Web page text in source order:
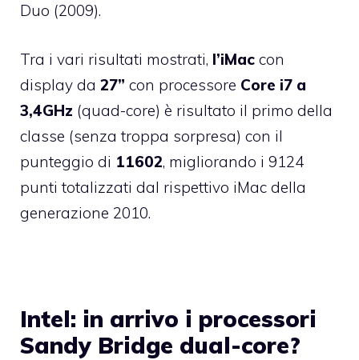
Duo (2009).
Tra i vari risultati mostrati, l’iMac con
display da 27” con processore Core i7 a
3,4GHz (quad-core) è risultato il primo della
classe (senza troppa sorpresa) con il
punteggio di 11602, migliorando i 9124
punti totalizzati dal rispettivo iMac della
generazione 2010.
Intel: in arrivo i processori
Sandy Bridge dual-core?